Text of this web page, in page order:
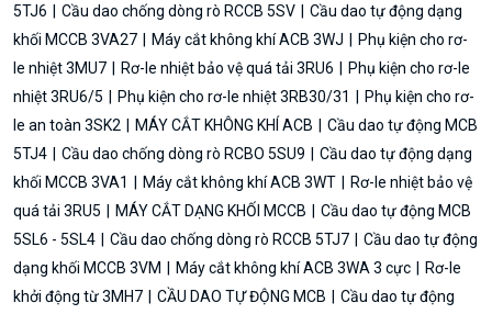
5TJ6
Cầu dao chống dòng rò RCCB 5SV
Cầu dao tự động dạng
khối MCCB 3VA27
Máy cắt không khí ACB 3WJ
Phụ kiện cho rơ-
le nhiệt 3MU7
Rơ-le nhiệt bảo vệ quá tải 3RU6
Phụ kiện cho rơ-le
nhiệt 3RU6/5
Phụ kiện cho rơ-le nhiệt 3RB30/31
Phụ kiện cho rơ-
le an toàn 3SK2
MÁY CẮT KHÔNG KHÍ ACB
Cầu dao tự động MCB
5TJ4
Cầu dao chống dòng rò RCBO 5SU9
Cầu dao tự động dạng
khối MCCB 3VA1
Máy cắt không khí ACB 3WT
Rơ-le nhiệt bảo vệ
quá tải 3RU5
MÁY CẮT DẠNG KHỐI MCCB
Cầu dao tự động MCB
5SL6 - 5SL4
Cầu dao chống dòng rò RCCB 5TJ7
Cầu dao tự động
dạng khối MCCB 3VM
Máy cắt không khí ACB 3WA 3 cực
Rơ-le
khởi động từ 3MH7
CẦU DAO TỰ ĐỘNG MCB
Cầu dao tự động